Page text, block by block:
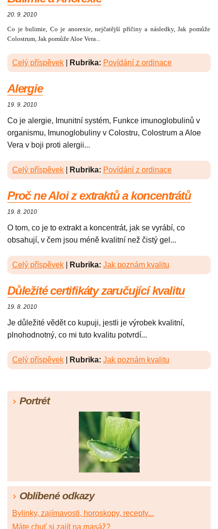
20. 9. 2010
Co je bulimie, Co je anorexie, nejčatější příčiny a následky, Jak pomůže
Colostrum, Jak pomůže Aloe Vera...
Celý příspěvek Rubrika: Povídání z ordinace
Alergie
19. 9. 2010
Co je alergie, Imunitní systém, Funkce imunoglobulinů v
organismu, Imunoglobuliny v Colostru, Colostrum a Aloe
Vera v boji proti alergii...
Celý příspěvek Rubrika: Povídání z ordinace
Proč ne Aloi z extraktů a koncentrátů
19. 8. 2010
O tom, co je to extrakt a koncentrát, jak se vyrábí, co
obsahují, v čem jsou méně kvalitní než čistý gel...
Celý příspěvek Rubrika: Jak poznám kvalitu
Důležité certifikáty zaručující kvalitu
19. 8. 2010
Je důležité vědět co kupuji, jestli je výrobek kvalitní,
plnohodnotný, co mi tuto kvalitu potvrdí...
Celý příspěvek Rubrika: Jak poznám kvalitu
Portrét
Oblíbené odkazy
Bylinky, zajímavosti, horoskopy, recepty...
Máte chuť si zajít na masáž?